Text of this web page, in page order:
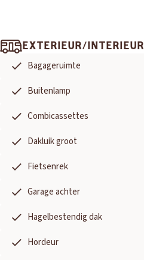
EXTERIEUR/INTERIEUR
Bagageruimte
Buitenlamp
Combicassettes
Dakluik groot
Fietsenrek
Garage achter
Hagelbestendig dak
Hordeur